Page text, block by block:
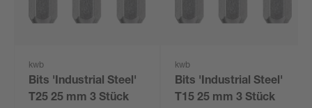
kwb
Bits 'Industrial Steel'
T25 25 mm 3 Stück
kwb
Bits 'Industrial Steel'
T15 25 mm 3 Stück